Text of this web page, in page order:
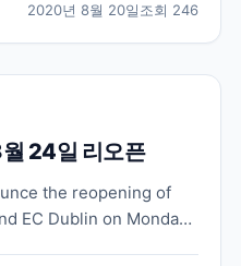
입국 1. 학생비자 소지
브리드 수업인...
2020년 8월 20일조회 246
24일 리오픈
the reopening of
EC Dublin on Monday